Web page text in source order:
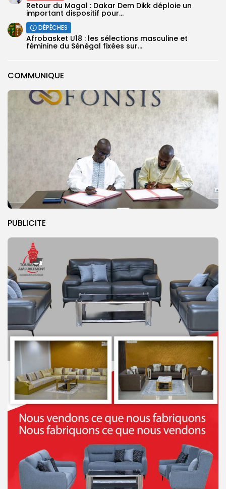
COMMUNIQUE
PUBLICITE
Retour du Magal : Dakar Dem Dikk déploie un
important dispositif pour...
DÉPÊCHES
‎Afrobasket U18 : les sélections masculine et
féminine du Sénégal fixées sur...